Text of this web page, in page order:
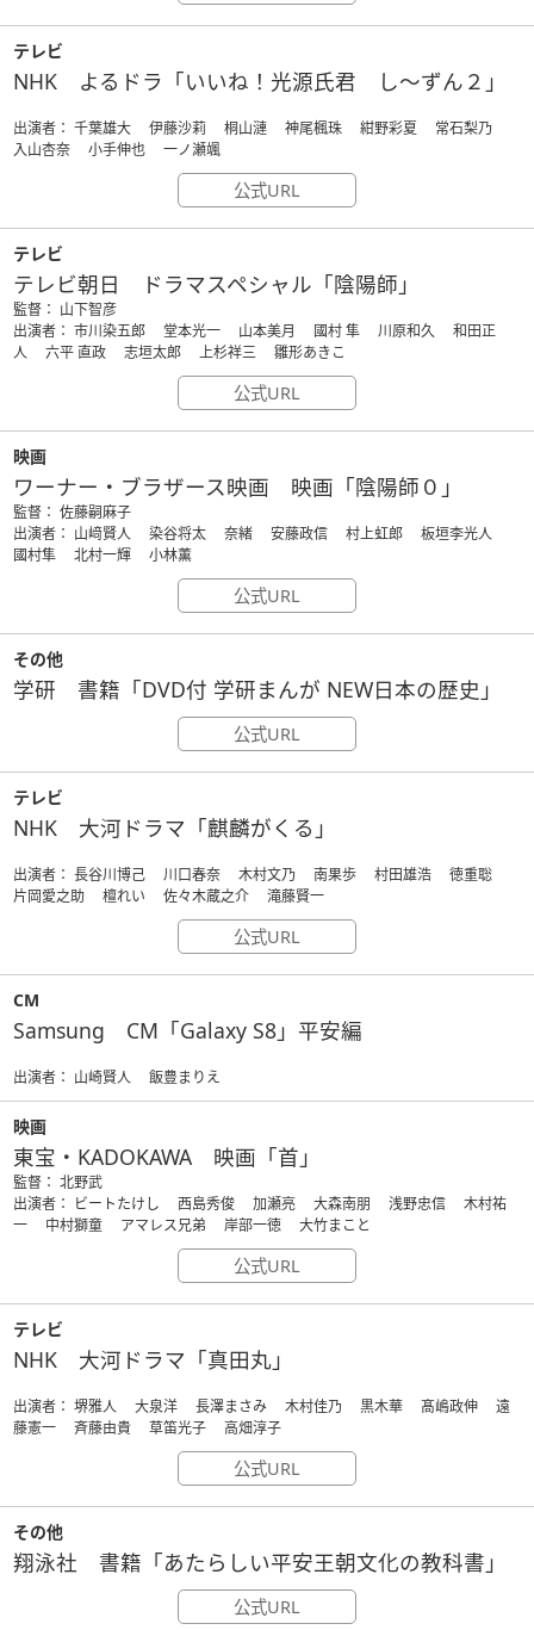
テレビ
NHK よるドラ「いいね！光源氏君 し～ずん２」
出演者： 千葉雄大 伊藤沙莉 桐山漣 神尾楓珠 紺野彩夏 常石梨乃
入山杏奈 小手伸也 一ノ瀬颯
公式URL
テレビ
テレビ朝日 ドラマスペシャル「陰陽師」
監督： 山下智彦
出演者： 市川染五郎 堂本光一 山本美月 國村 隼 川原和久 和田正
人 六平 直政 志垣太郎 上杉祥三 雛形あきこ
公式URL
映画
ワーナー・ブラザース映画 映画「陰陽師０」
監督： 佐藤嗣麻子
出演者： 山﨑賢人 染谷将太 奈緒 安藤政信 村上虹郎 板垣李光人
國村隼 北村一輝 小林薫
公式URL
その他
学研 書籍「DVD付 学研まんが NEW日本の歴史」
公式URL
テレビ
NHK 大河ドラマ「麒麟がくる」
出演者： 長谷川博己 川口春奈 木村文乃 南果歩 村田雄浩 徳重聡
片岡愛之助 檀れい 佐々木蔵之介 滝藤賢一
公式URL
CM
Samsung CM「Galaxy S8」平安編
出演者： 山崎賢人 飯豊まりえ
映画
東宝・KADOKAWA 映画「首」
監督： 北野武
出演者： ビートたけし 西島秀俊 加瀬亮 大森南朋 浅野忠信 木村祐
一 中村獅童 アマレス兄弟 岸部一徳 大竹まこと
公式URL
テレビ
NHK 大河ドラマ「真田丸」
出演者： 堺雅人 大泉洋 長澤まさみ 木村佳乃 黒木華 髙嶋政伸 遠
藤憲一 斉藤由貴 草笛光子 高畑淳子
公式URL
その他
翔泳社 書籍「あたらしい平安王朝文化の教科書」
公式URL